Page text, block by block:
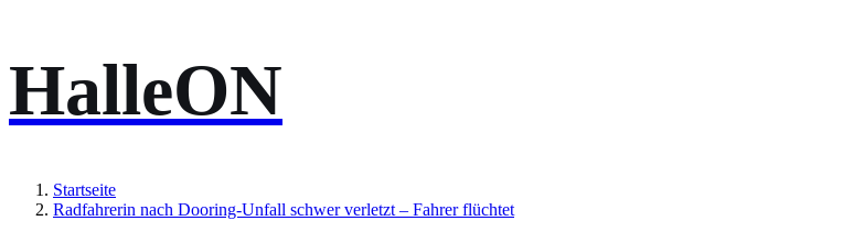
HalleON
Startseite
Radfahrerin nach Dooring-Unfall schwer verletzt – Fahrer flüchtet